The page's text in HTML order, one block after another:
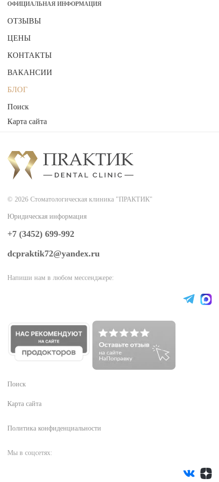
ОФИЦИАЛЬНАЯ ИНФОРМАЦИЯ
ОТЗЫВЫ
ЦЕНЫ
КОНТАКТЫ
ВАКАНСИИ
БЛОГ
Поиск
Карта сайта
© 2026 Стоматологическая клиника "ПРАКТИК"
Юридическая информация
+7 (3452) 699-992
dcpraktik72@yandex.ru
Напиши нам в любом мессенджере:
Поиск
Карта сайта
Политика конфиденциальности
Мы в соцсетях: